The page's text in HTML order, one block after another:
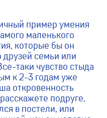
пример умения
маленького
которые бы он
семьи или
таки чувство стыда
к 2-3 годам уже
откровенность
подруге,
в постели, или